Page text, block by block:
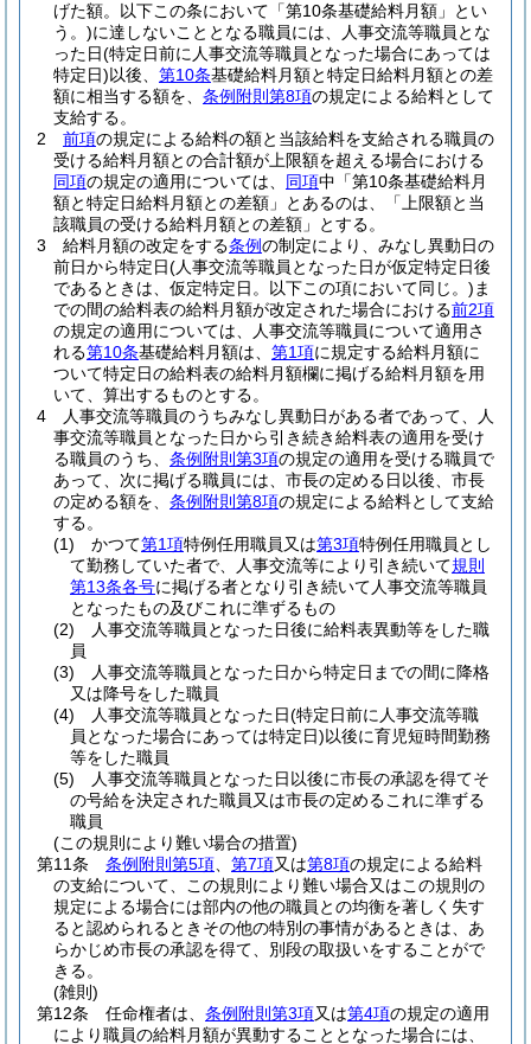
げた額。以下この条において「第10条基礎給料月額」とい
う。)に達しないこととなる職員には、人事交流等職員とな
った日(特定日前に人事交流等職員となった場合にあっては
特定日)以後、 第10条基礎給料月額と特定日給料月額との差
額に相当する額を、 条例附則第8項の規定による給料として
支給する。
2
前項の規定による給料の額と当該給料を支給される職員の
受ける給料月額との合計額が上限額を超える場合における
同項の規定の適用については、 同項中「第10条基礎給料月
額と特定日給料月額との差額」とあるのは、「上限額と当
該職員の受ける給料月額との差額」とする。
3
給料月額の改定をする条例の制定により、みなし異動日の
前日から特定日(人事交流等職員となった日が仮定特定日後
であるときは、仮定特定日。以下この項において同じ。) ま
での間の給料表の給料月額が改定された場合における前2項
の規定の適用については、人事交流等職員について適用さ
れる第10条基礎給料月額は、 第1項に規定する給料月額に
ついて特定日の給料表の給料月額欄に掲げる給料月額を用
いて、算出するものとする。
4
人事交流等職員のうちみなし異動日がある者であって、人
事交流等職員となった日から引き続き給料表の適用を受け
る職員のうち、 条例附則第3項の規定の適用を受ける職員で
あって、次に掲げる職員には、市長の定める日以後、市長
の定める額を、 条例附則第8項の規定による給料として支給
する。
(1)
かつて第1項特例任用職員又は第3項特例任用職員とし
て勤務していた者で、人事交流等により引き続いて規則
第13条各号に掲げる者となり引き続いて人事交流等職員
となったもの及びこれに準ずるもの
(2)
人事交流等職員となった日後に給料表異動等をした職
員
(3)
人事交流等職員となった日から特定日までの間に降格
又は降号をした職員
(4)
人事交流等職員となった日(特定日前に人事交流等職
員となった場合にあっては特定日)以後に育児短時間勤務
等をした職員
(5)
人事交流等職員となった日以後に市長の承認を得てそ
の号給を決定された職員又は市長の定めるこれに準ずる
職員
(この規則により難い場合の措置)
第11条
条例附則第5項 第7項又は第8項の規定による給料
の支給について、この規則により難い場合又はこの規則の
規定による場合には部内の他の職員との均衡を著しく失す
ると認められるときその他の特別の事情があるときは、あ
らかじめ市長の承認を得て、別段の取扱いをすることがで
きる。
(雑則)
第12条
任命権者は、 条例附則第3項又は第4項の規定の適用
により職員の給料月額が異動することとなった場合には、